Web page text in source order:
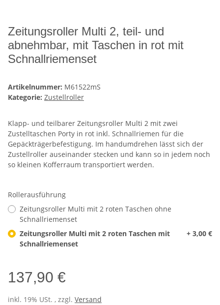
Zeitungsroller Multi 2, teil- und
abnehmbar, mit Taschen in rot mit
Schnallriemenset
Artikelnummer: M61522mS
Kategorie: Zustellroller
Klapp- und teilbarer Zeitungsroller Multi 2 mit zwei
Zustelltaschen Porty in rot inkl. Schnallriemen für die
Gepäckträgerbefestigung. Im handumdrehen lässt sich der
Zustellroller auseinander stecken und kann so in jedem noch
so kleinen Kofferraum transportiert werden.
Rollerausführung
Zeitungsroller Multi mit 2 roten Taschen ohne
Schnallriemenset
Zeitungsroller Multi mit 2 roten Taschen mit
Schnallriemenset
+ 3,00 €
137,90 €
inkl. 19% USt. , zzgl. Versand